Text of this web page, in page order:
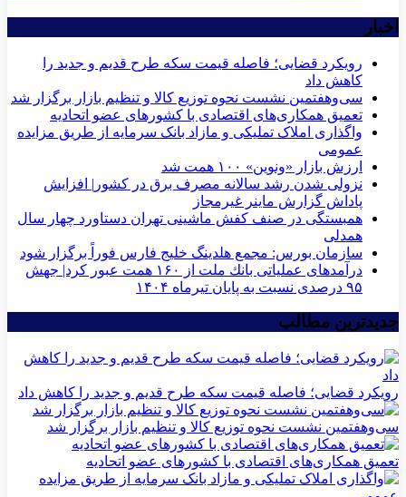
اخبار
رویکرد قضایی؛ فاصله قیمت سکه طرح قدیم و جدید را
کاهش داد
سی‌و‌هفتمین نشست نحوه توزیع کالا و تنظیم بازار برگزار شد
تعمیق همکاری‌های اقتصادی با کشورهای عضو اتحادیه
واگذاری املاک تملیکی و مازاد بانک سرمایه از طریق مزایده
عمومی
ارزش بازار «ونوین» ۱۰۰ همت شد
نزولی شدن رشد سالانه مصرف برق در کشور| افزایش
پاداش گزارش ماینر غیرمجاز
همبستگی در صنف کفش ماشینی تهران دستاورد چهار سال
همدلی
سازمان بورس: مجمع هلدینگ خلیج فارس فوراً برگزار شود
درآمدهای عملیاتی بانك ملت از ۱۶۰ همت عبور كرد| جهش
۹۵ درصدی نسبت به پایان تیرماه ۱۴۰۴
جدیدترین مطالب
رویکرد قضایی؛ فاصله قیمت سکه طرح قدیم و جدید را کاهش داد
سی‌و‌هفتمین نشست نحوه توزیع کالا و تنظیم بازار برگزار شد
تعمیق همکاری‌های اقتصادی با کشورهای عضو اتحادیه